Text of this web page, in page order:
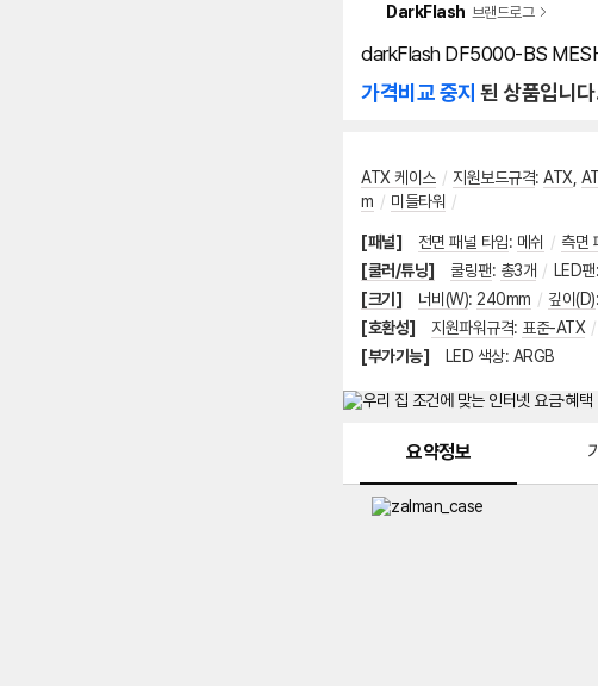
DarkFlash 브랜드로그
darkFlash DF5000-BS
가격비교 중지 된 상품입니
ATX 케이스 / 지원보드규격: ATX
m / 미들타워 /
[패널] 전면 패널 타입: 메쉬 / 측면
[쿨러/튜닝]
쿨링팬: 총3개 / LED팬:
[크기]
너비(W): 240mm / 깊이(D):
[호환성]
지원파워규격: 표준-ATX /
[부가기능]
LED 색상: ARGB
요약정보